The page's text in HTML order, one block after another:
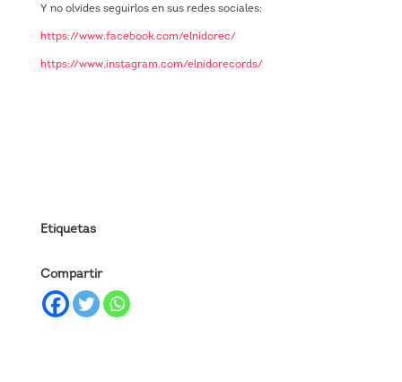
Y no olvides seguirlos en sus redes sociales:
https://www.facebook.com/elnidorec/
https://www.instagram.com/elnidorecords/
Etiquetas
Compartir